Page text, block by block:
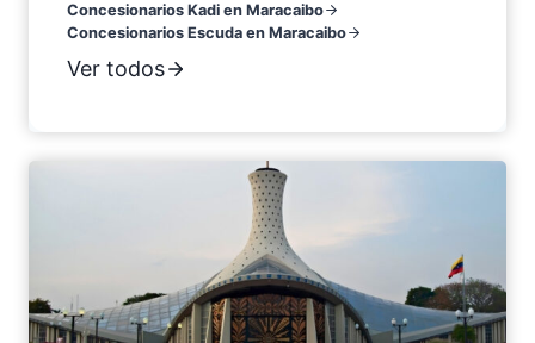
Concesionarios Kadi en Maracaibo
Concesionarios Escuda en Maracaibo
Ver todos